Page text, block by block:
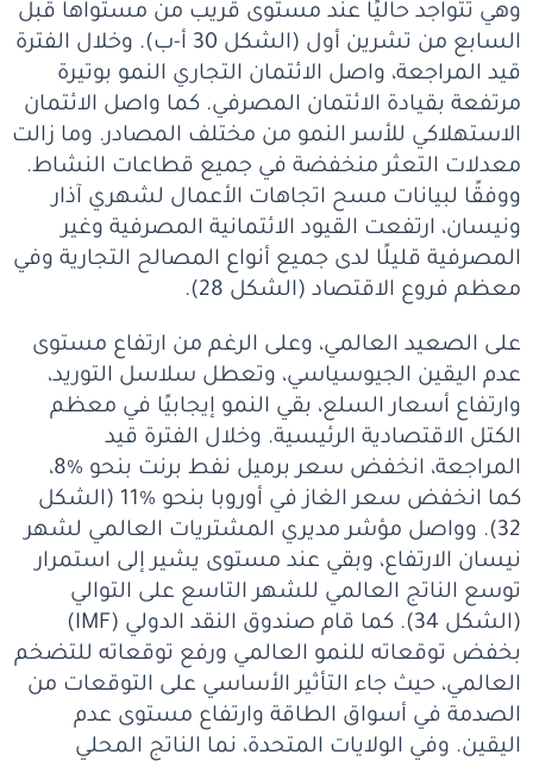
وهي تتواجد حاليًا عند مستوى قريب من مستواها قبل
السابع من تشرين أول (الشكل 30 أ-ب). وخلال الفترة
قيد المراجعة، واصل الائتمان التجاري النمو بوتيرة
مرتفعة بقيادة الائتمان المصرفي. كما واصل الائتمان
الاستهلاكي للأسر النمو من مختلف المصادر. وما زالت
معدلات التعثر منخفضة في جميع قطاعات النشاط.
ووفقًا لبيانات مسح اتجاهات الأعمال لشهري آذار
ونيسان، ارتفعت القيود الائتمانية المصرفية وغير
المصرفية قليلًا لدى جميع أنواع المصالح التجارية وفي
معظم فروع الاقتصاد (الشكل 28).
على الصعيد العالمي، وعلى الرغم من ارتفاع مستوى
عدم اليقين الجيوسياسي، وتعطل سلاسل التوريد،
وارتفاع أسعار السلع، بقي النمو إيجابيًا في معظم
الكتل الاقتصادية الرئيسية. وخلال الفترة قيد
المراجعة، انخفض سعر برميل نفط برنت بنحو %8،
كما انخفض سعر الغاز في أوروبا بنحو %11 (الشكل
32). وواصل مؤشر مديري المشتريات العالمي لشهر
نيسان الارتفاع، وبقي عند مستوى يشير إلى استمرار
توسع الناتج العالمي للشهر التاسع على التوالي
(الشكل 34). كما قام صندوق النقد الدولي (IMF)
بخفض توقعاته للنمو العالمي ورفع توقعاته للتضخم
العالمي، حيث جاء التأثير الأساسي على التوقعات من
الصدمة في أسواق الطاقة وارتفاع مستوى عدم
اليقين. وفي الولايات المتحدة، نما الناتج المحلي